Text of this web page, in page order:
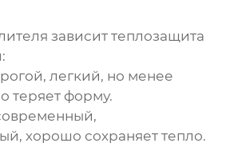
зависит теплозащита
:
легкий, но менее
теряет форму.
хорошо сохраняет тепло.